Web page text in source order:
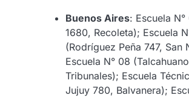
Buenos Aires: Escuela
1680, Recoleta); Escuela
(Rodríguez Peña 747, San
Escuela N° 08
Tribunales); Escuela
Jujuy 780, Balvanera);